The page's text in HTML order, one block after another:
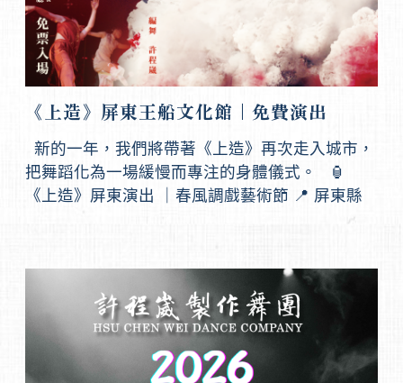
《上造》屏東王船文化館｜免費演出
新的一年，我們將帶著《上造》再次走入城市，
把舞蹈化為一場緩慢而專注的身體儀式。 🏮
《上造》屏東演出 ｜春風調戲藝術節 📍 屏東縣